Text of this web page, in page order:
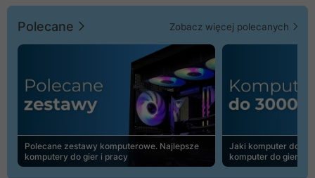
Polecane Zobacz więcej polecanych
Polecane zestawy komputerowe. Najlepsze
komputery do gier i pracy
Jaki komputer do
komputer do gier |